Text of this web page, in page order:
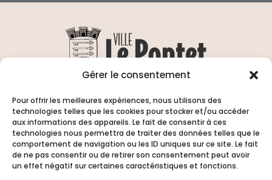
Gérer le consentement
Pour offrir les meilleures expériences, nous utilisons des
technologies telles que les cookies pour stocker et/ou accéder
aux informations des appareils. Le fait de consentir à ces
technologies nous permettra de traiter des données telles que le
comportement de navigation ou les ID uniques sur ce site. Le fait
de ne pas consentir ou de retirer son consentement peut avoir
un effet négatif sur certaines caractéristiques et fonctions.
13 Rue de l’Hôtel de ville 84130 Le Pontet
| Tél. :04 90 31 66 00
Horaires d’ouverture : Du lundi au vendredi
de8h15 à 12het de13h15 à 17h00| Fermé
samedi et dimanche